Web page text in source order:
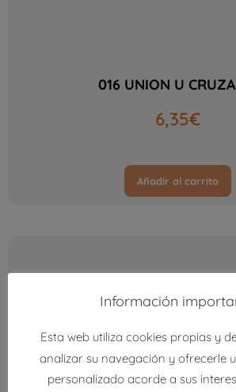
016 UNION U
6,35€
Añadir al carrito
Información
Esta web utiliza cookies propias y
analizar su navegación y ofrecerle
personalizado acorde a sus